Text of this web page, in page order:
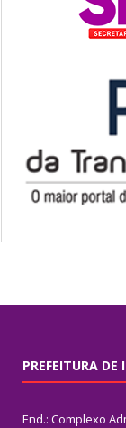
PREFEITURA DE
End.: Complexo